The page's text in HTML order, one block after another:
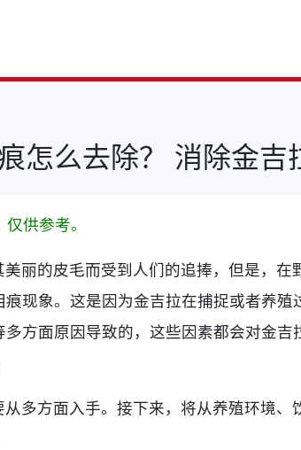
怎么去除？ 消除金吉
供参考。
丽的皮毛而受到人们的追捧，但是，在
现象。这是因为金吉拉在捕捉或者养殖
方面原因导致的，这些因素都会对金吉
多方面入手。接下来，将从养殖环境、